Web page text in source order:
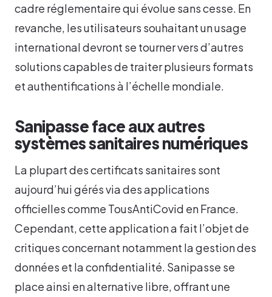
cadre réglementaire qui évolue sans cesse. En
revanche, les utilisateurs souhaitant un usage
international devront se tourner vers d’autres
solutions capables de traiter plusieurs formats
et authentifications à l’échelle mondiale.
Sanipasse face aux autres
systèmes sanitaires numériques
La plupart des certificats sanitaires sont
aujourd’hui gérés via des applications
officielles comme TousAntiCovid en France.
Cependant, cette application a fait l’objet de
critiques concernant notamment la gestion des
données et la confidentialité. Sanipasse se
place ainsi en alternative libre, offrant une